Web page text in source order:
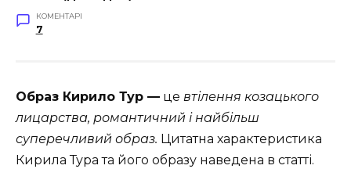
КОМЕНТАРІ
7
Образ Кирило Тур — це втілення козацького
лицарства, романтичний і найбільш
суперечливий образ. Цитатна характеристика
Кирила Тура та його образу наведена в статті.